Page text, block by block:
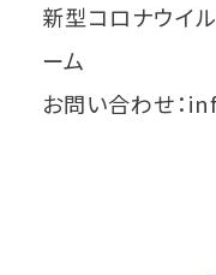
新型コロナウイ
ーム
お問い合わせ：